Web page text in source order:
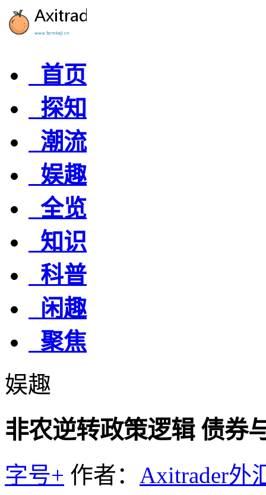
首页
探知
潮流
娱趣
全览
知识
科普
闲趣
聚焦
娱趣
非农逆转政策逻辑 债券
字号+ 作者： Axitrader外